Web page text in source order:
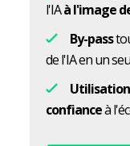
l'IAà l'image
By-pass
de l'IA en un
Utilisation
confianceà